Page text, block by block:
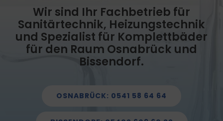
Wir sind Ihr Fachbetrieb für
Sanitärtechnik, Heizungstechnik
und Spezialist für Komplettbäder
für den Raum Osnabrück und
Bissendorf.
OSNABRÜCK: 0541 58 64 64